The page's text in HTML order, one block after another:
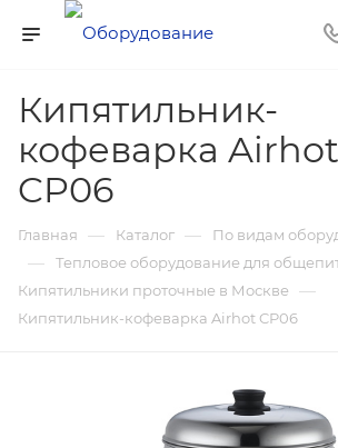
Кипятильник-
кофеварка Airhot
CP06
Главная — Каталог — По видам
— Тепловое оборудование для
Кипятильники проточные в Москве —
Кипятильник-кофеварка Airhot CP06